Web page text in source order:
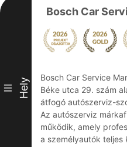
III Hely
Bosch Car
Bosch Car Service
Béke utca 29. szám
átfogó autószerviz-
Az autószerviz
működik, amely
a személyautók teljes